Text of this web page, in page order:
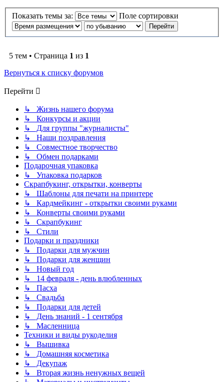
Показать темы за: Поле сортировки
5 тем • Страница 1 из 1
Вернуться к списку форумов
Перейти
↳ Жизнь нашего форума
↳ Конкурсы и акции
↳ Для группы "журналисты"
↳ Наши поздравления
↳ Совместное творчество
↳ Обмен подарками
Подарочная упаковка
↳ Упаковка подарков
Скрапбукинг, открытки, конверты
↳ Шаблоны для печати на принтере
↳ Кардмейкинг - открытки своими руками
↳ Конверты своими руками
↳ Скрапбукинг
↳ Стили
Подарки и праздники
↳ Подарки для мужчин
↳ Подарки для женщин
↳ Новый год
↳ 14 февраля - день влюбленных
↳ Пасха
↳ Свадьба
↳ Подарки для детей
↳ День знаний - 1 сентября
↳ Масленница
Техники и виды рукоделия
↳ Вышивка
↳ Домашняя косметика
↳ Декупаж
↳ Вторая жизнь ненужных вещей